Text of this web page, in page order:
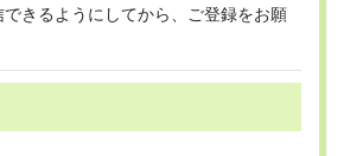
きるようにしてから、ご登録をお願